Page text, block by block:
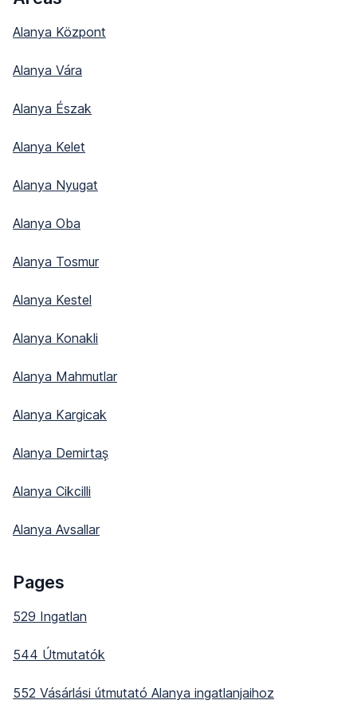
Alanya Központ
Alanya Vára
Alanya Észak
Alanya Kelet
Alanya Nyugat
Alanya Oba
Alanya Tosmur
Alanya Kestel
Alanya Konakli
Alanya Mahmutlar
Alanya Kargicak
Alanya Demirtaş
Alanya Cikcilli
Alanya Avsallar
Pages
529 Ingatlan
544 Útmutatók
552 Vásárlási útmutató Alanya ingatlanjaihoz